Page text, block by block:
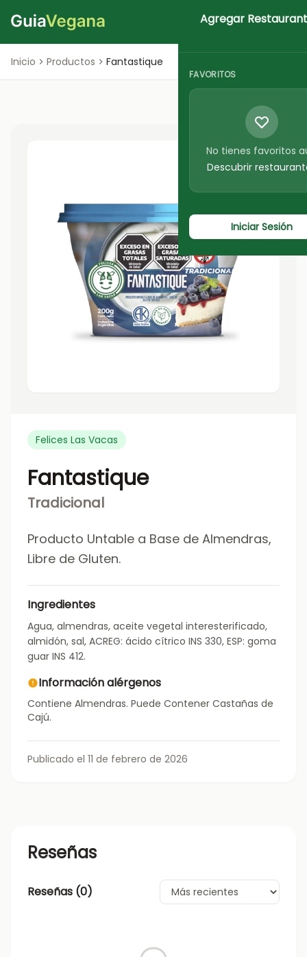
Iniciar Sesion
Agregar
FAVORITOS
No tienes favoritos
Descubrir
Iniciar Sesión
Inicio Productos Fantastique
Felices Las Vacas
Fantastique
Tradicional
Producto Untable a Base de Almendras,
Libre de Gluten.
Ingredientes
Agua, almendras, aceite vegetal interesterificado,
almidón, sal, ACREG: ácido cítrico INS 330, ESP: goma
guar INS 412.
Información alérgenos
Contiene Almendras. Puede Contener Castañas de
Cajú.
Publicado el 11 de febrero de 2026
Reseñas
Reseñas (0)